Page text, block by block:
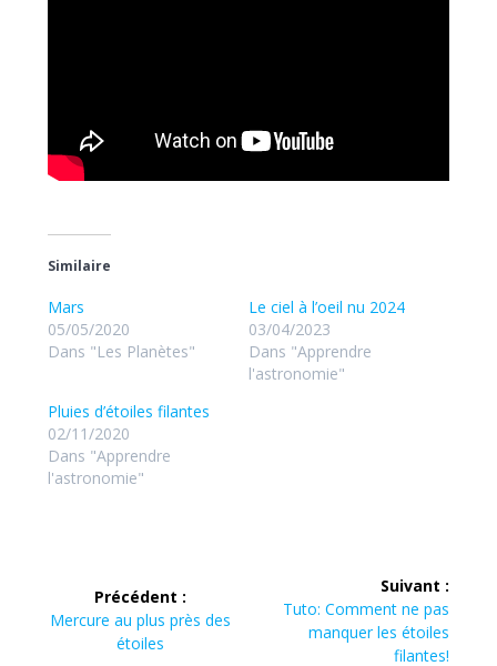
Similaire
Mars
05/05/2020
Dans "Les Planètes"
Le ciel à l’oeil nu 2024
03/04/2023
Dans "Apprendre
l'astronomie"
Pluies d’étoiles filantes
02/11/2020
Dans "Apprendre
l'astronomie"
de
Précédent :
Article
précédent :
Mercure au plus près des
étoiles
Suivant :
Article
suivant :
Tuto: Comment ne pas
manquer les étoiles
filantes!